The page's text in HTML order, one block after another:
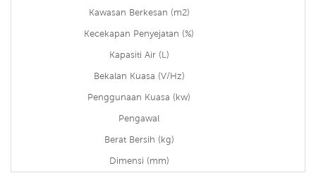
Kawasan Berkesan (m2)
Kecekapan Penyejatan (%)
Kapasiti Air (L)
Bekalan Kuasa (V/Hz)
Penggunaan Kuasa (kw)
Pengawal
Berat Bersih (kg)
Dimensi (mm)